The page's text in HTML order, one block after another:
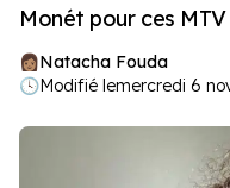
Monét pour ces MTV
Natacha Fouda
🕓Modifié lemercredi 6